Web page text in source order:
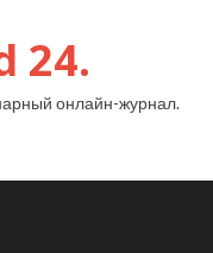
24.
онлайн-журнал.